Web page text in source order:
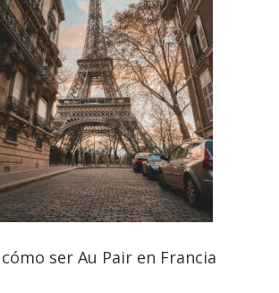
ser Au Pair en Francia